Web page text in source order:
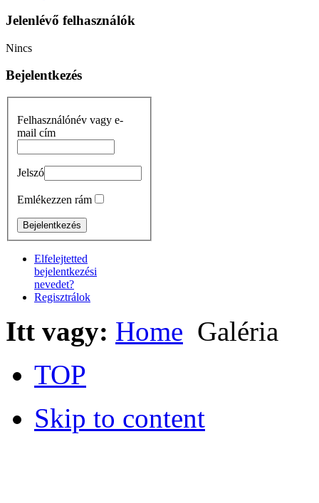
Jelenlévő felhasználók
Nincs
Bejelentkezés
Felhasználónév vagy e-
mail cím
Jelszó
Emlékezzen rám
Elfelejtetted
bejelentkezési
nevedet?
Regisztrálok
Itt vagy: Home Galéria
TOP
Skip to content